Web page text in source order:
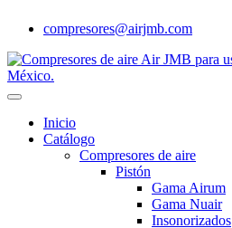
compresores@airjmb.com
Inicio
Catálogo
Compresores de aire
Pistón
Gama Airum
Gama Nuair
Insonorizados